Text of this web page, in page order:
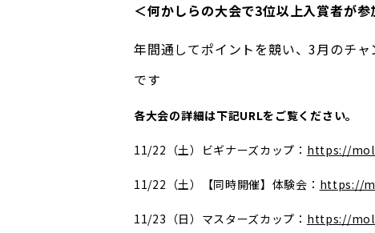
＜何かしらの大会で3位以上入賞者が
年間通してポイントを競い、3月のチ
です
各大会の詳細は下記URLをご覧ください。
11/22（土）ビギナーズカップ： https://
11/22（土）【同時開催】体験会： https://
11/23（日）マスターズカップ： https://